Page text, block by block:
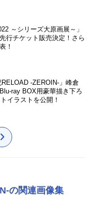
～シリーズ大原画展～」
行チケット販売決定！さら
！
-ZEROIN-」峰倉
ray BOX用豪華描き下ろ
イラストを公開！
の関連画像集